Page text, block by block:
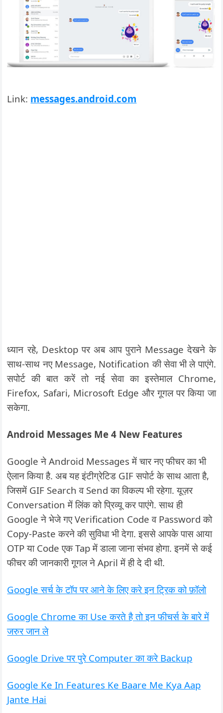
Link: messages.android.com
ध्यान रहे, Desktop पर अब आप पुराने Message देखने के
साथ-साथ नए Message, Notification की सेवा भी ले पाएंगे.
सपोर्ट की बात करें तो नई सेवा का इस्तेमाल Chrome,
Firefox, Safari, Microsoft Edge और गूगल पर किया जा
सकेगा.
Android Messages Me 4 New Features
Google ने Android Messages में चार नए फीचर का भी
ऐलान किया है. अब यह इंटीग्रेटिड GIF सपोर्ट के साथ आता है,
जिसमें GIF Search व Send का विकल्प भी रहेगा. यूज़र
Conversation में लिंक को प्रिव्यू कर पाएंगे. साथ ही
Google ने भेजे गए Verification Code व Password को
Copy-Paste करने की सुविधा भी देगा. इससे आपके पास आया
OTP या Code एक Tap में डाला जाना संभव होगा. इनमें से कई
फीचर की जानकारी गूगल ने April में ही दे दी थी.
Google सर्च के टॉप पर आने के लिए करे इन ट्रिक को फ़ॉलो
Google Chrome का Use करते है तो इन फीचर्स के बारे में
जरुर जान ले
Google Drive पर पुरे Computer का करे Backup
Google Ke In Features Ke Baare Me Kya Aap
Jante Hai